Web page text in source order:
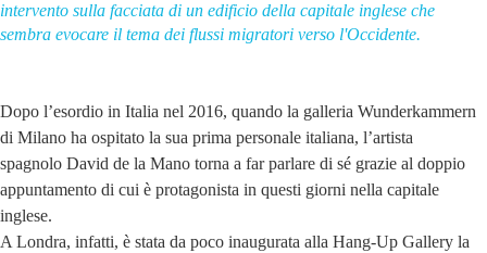
intervento sulla facciata di un edificio della capitale inglese che
sembra evocare il tema dei flussi migratori verso l'Occidente.
Dopo l’esordio in Italia nel 2016, quando la galleria Wunderkammern
di Milano ha ospitato la sua prima personale italiana, l’artista
spagnolo David de la Mano torna a far parlare di sé grazie al doppio
appuntamento di cui è protagonista in questi giorni nella capitale
inglese.
A Londra, infatti, è stata da poco inaugurata alla Hang-Up Gallery la